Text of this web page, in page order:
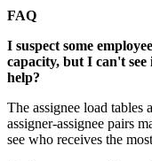
FAQ
I suspect some
capacity, but I can't
help?
The assignee load tables
assigner-assignee pairs
see who receives the